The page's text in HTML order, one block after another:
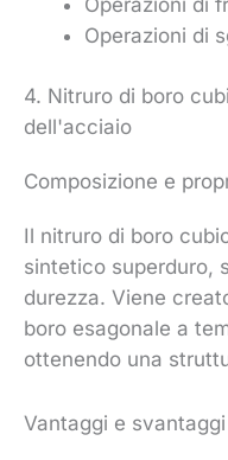
Operazioni di
4. Nitruro di boro
dell'acciaio
Composizione e
Il nitruro di boro
sintetico superduro,
durezza. Viene
boro esagonale a
ottenendo una
Vantaggi e svantaggi